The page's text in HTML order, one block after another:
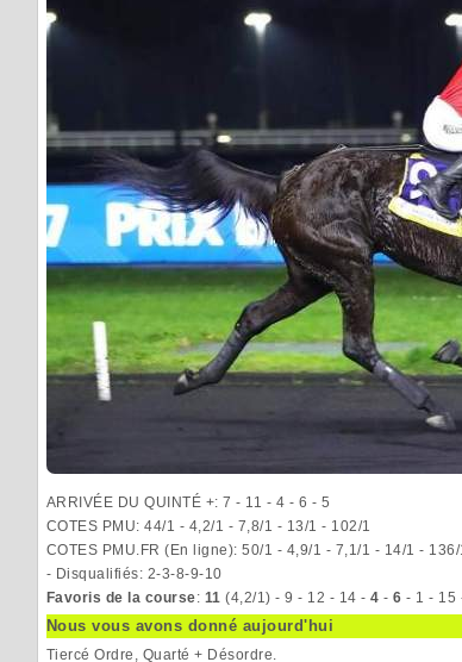
ARRIVÉE DU QUINTÉ +: 7 - 11 - 4 - 6 - 5
COTES PMU: 44/1 - 4,2/1 - 7,8/1 - 13/1 - 102/1
COTES PMU.FR (En ligne): 50/1 - 4,9/1 - 7,1/1 - 14/1 - 136/
- Disqualifiés: 2-3-8-9-10
Favoris de la course: 11 (4,2/1) - 9 - 12 - 14 - 4 - 6 - 1 - 15
Nous vous avons donné aujourd'hui
Tiercé Ordre, Quarté + Désordre.